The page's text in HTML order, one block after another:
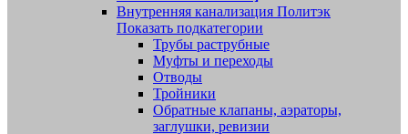
Внутренняя канализация Политэк
Показать подкатегории
Трубы раструбные
Муфты и переходы
Отводы
Тройники
Обратные клапаны, аэраторы,
заглушки, ревизии